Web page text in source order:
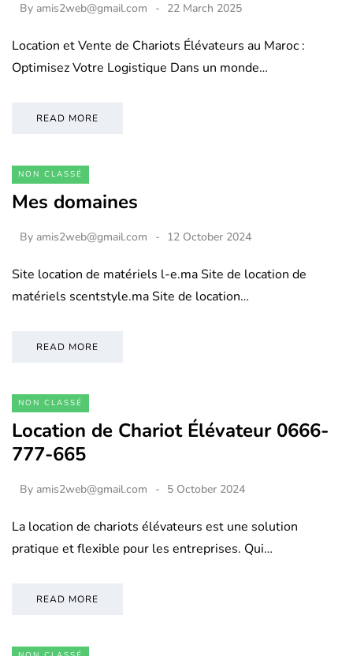
By amis2web@gmail.com 22 March 2025
Location et Vente de Chariots Élévateurs au Maroc :
Optimisez Votre Logistique Dans un monde…
READ MORE
NON CLASSÉ
Mes domaines
By amis2web@gmail.com 12 October 2024
Site location de matériels l-e.ma Site de location de
matériels scentstyle.ma Site de location…
READ MORE
NON CLASSÉ
Location de Chariot Élévateur 0666-
777-665
By amis2web@gmail.com 5 October 2024
La location de chariots élévateurs est une solution
pratique et flexible pour les entreprises. Qui…
READ MORE